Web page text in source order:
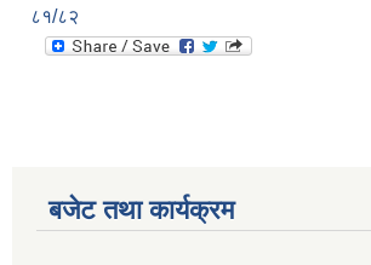
८१/८२
बजेट तथा कार्यक्रम